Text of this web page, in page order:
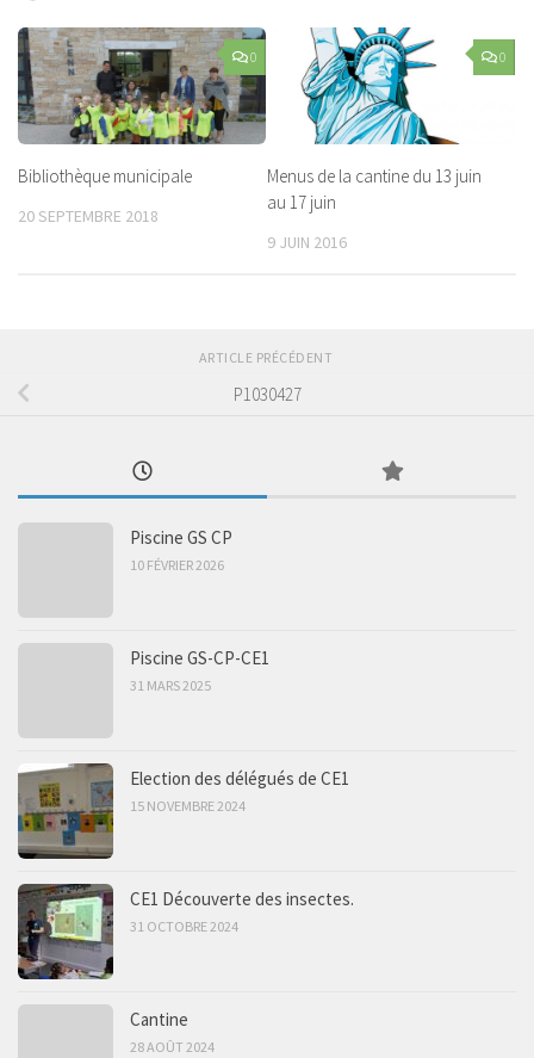
0
Bibliothèque municipale
20 SEPTEMBRE 2018
0
Menus de la cantine du 13 juin
au 17 juin
9 JUIN 2016
ARTICLE PRÉCÉDENT
P1030427
Piscine GS CP
10 FÉVRIER 2026
Piscine GS-CP-CE1
31 MARS 2025
Election des délégués de CE1
15 NOVEMBRE 2024
CE1 Découverte des insectes.
31 OCTOBRE 2024
Cantine
28 AOÛT 2024